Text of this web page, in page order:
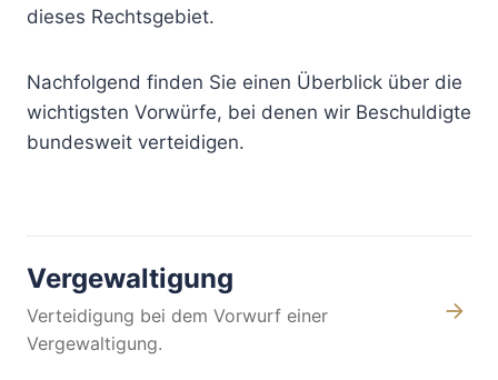
dieses Rechtsgebiet.
Nachfolgend finden Sie einen Überblick über die
wichtigsten Vorwürfe, bei denen wir Beschuldigte
bundesweit verteidigen.
Vergewaltigung
Verteidigung bei dem Vorwurf einer
Vergewaltigung.